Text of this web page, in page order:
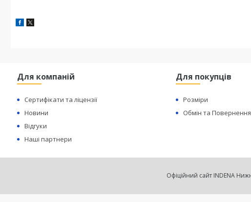
Для компаній
Сертифікати та ліцензії
Новини
Відгуки
Наші партнери
Для покупців
Розміри
Обмін та Повернення